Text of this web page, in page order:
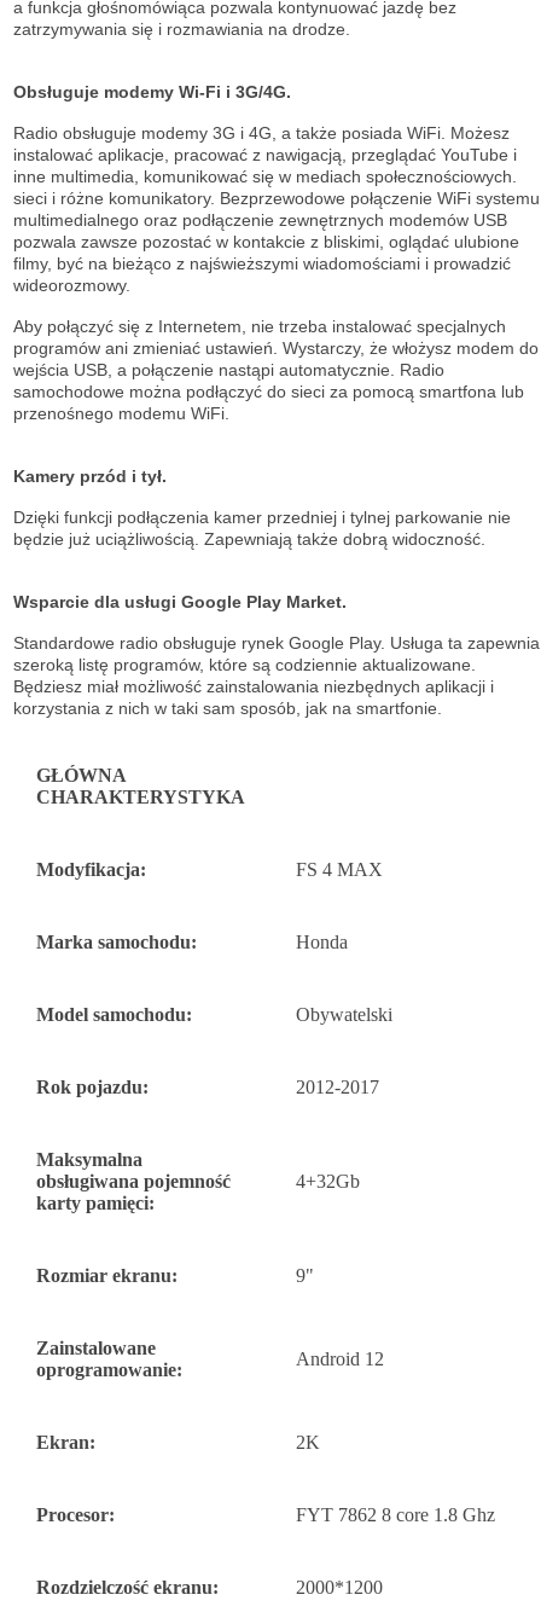
a funkcja głośnomówiąca pozwala kontynuować jazdę bez
zatrzymywania się i rozmawiania na drodze.
Obsługuje modemy Wi-Fi i 3G/4G.
Radio obsługuje modemy 3G i 4G, a także posiada WiFi. Możesz
instalować aplikacje, pracować z nawigacją, przeglądać YouTube i
inne multimedia, komunikować się w mediach społecznościowych.
sieci i różne komunikatory. Bezprzewodowe połączenie WiFi systemu
multimedialnego oraz podłączenie zewnętrznych modemów USB
pozwala zawsze pozostać w kontakcie z bliskimi, oglądać ulubione
filmy, być na bieżąco z najświeższymi wiadomościami i prowadzić
wideorozmowy.
Aby połączyć się z Internetem, nie trzeba instalować specjalnych
programów ani zmieniać ustawień. Wystarczy, że włożysz modem do
wejścia USB, a połączenie nastąpi automatycznie. Radio
samochodowe można podłączyć do sieci za pomocą smartfona lub
przenośnego modemu WiFi.
Kamery przód i tył.
Dzięki funkcji podłączenia kamer przedniej i tylnej parkowanie nie
będzie już uciążliwością. Zapewniają także dobrą widoczność.
Wsparcie dla usługi Google Play Market.
Standardowe radio obsługuje rynek Google Play. Usługa ta zapewnia
szeroką listę programów, które są codziennie aktualizowane.
Będziesz miał możliwość zainstalowania niezbędnych aplikacji i
korzystania z nich w taki sam sposób, jak na smartfonie.
GŁÓWNA
CHARAKTERYSTYKA
Modyfikacja: FS 4 MAX
Marka samochodu: Honda
Model samochodu: Obywatelski
Rok pojazdu: 2012-2017
Maksymalna
obsługiwana pojemność
karty pamięci:
4+32Gb
Rozmiar ekranu: 9"
Zainstalowane
oprogramowanie:
Android 12
Ekran: 2K
Procesor: FYT 7862 8 core 1.8 Ghz
Rozdzielczość ekranu: 2000*1200